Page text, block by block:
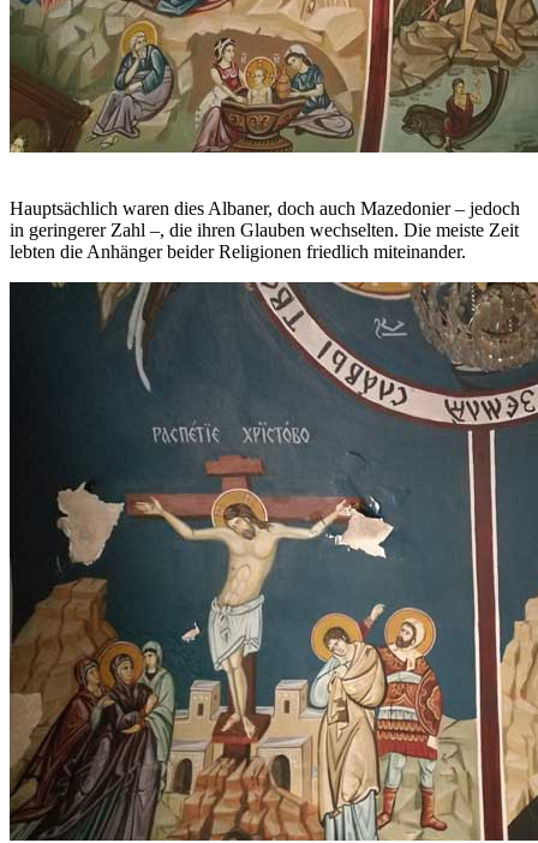
Hauptsächlich waren dies Albaner, doch auch Mazedonier – jedoch
in geringerer Zahl –, die ihren Glauben wechselten. Die meiste Zeit
lebten die Anhänger beider Religionen friedlich miteinander.